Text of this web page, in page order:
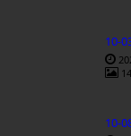
10-
10-